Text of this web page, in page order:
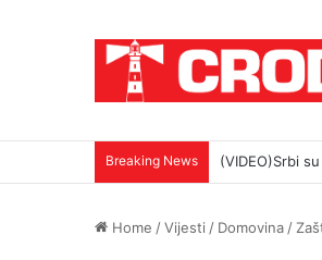
Breaking News (VIDEO)Srbi
Home /Vijesti / Domovina /